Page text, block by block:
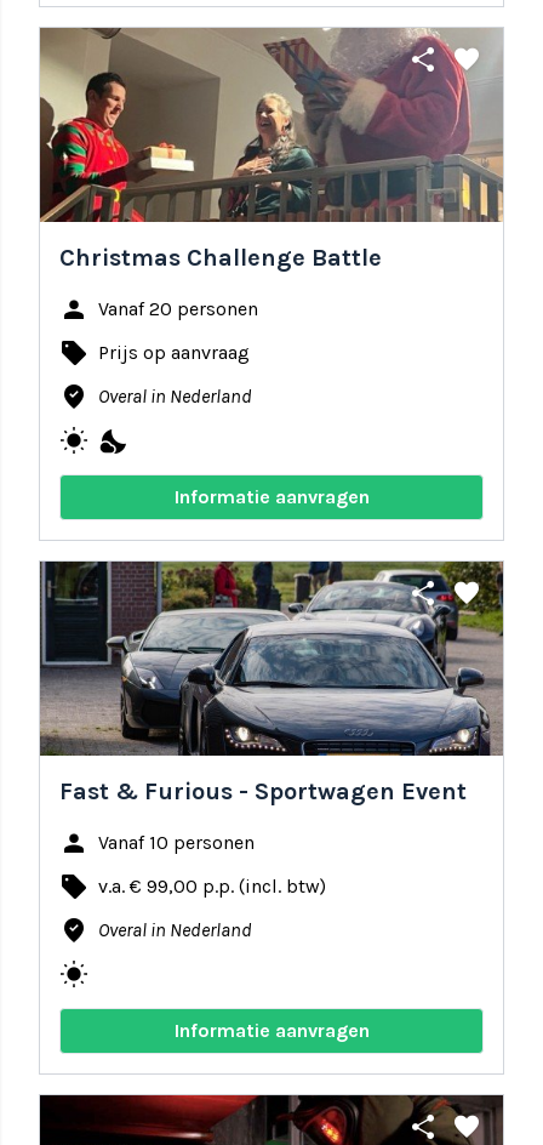
share favorite
Christmas Challenge Battle
person Vanaf 20 personen
local_offer Prijs op aanvraag
where_to_vote Overal in Nederland
wb_sunny nights_stay
Informatie aanvragen
share favorite
Fast & Furious - Sportwagen Event
person Vanaf 10 personen
local_offer v.a. € 99,00 p.p. (incl. btw)
where_to_vote Overal in Nederland
wb_sunny
Informatie aanvragen
share favorite